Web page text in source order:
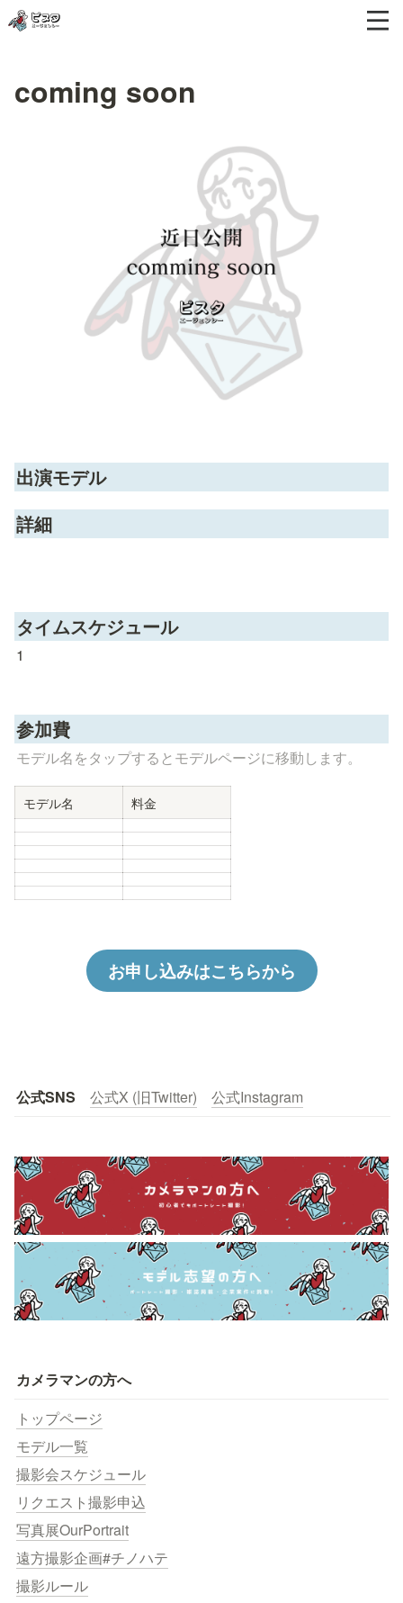
coming soon
出演モデル
詳細
タイムスケジュール
1
参加費
モデル名をタップするとモデルページに移動します。
モデル名 料金
お申し込みはこちらから
公式SNS 公式X (旧Twitter) 公式Instagram
カメラマンの方へ
トップページ
モデル一覧
撮影会スケジュール
リクエスト撮影申込
写真展OurPortrait
遠方撮影企画#チノハテ
撮影ルール